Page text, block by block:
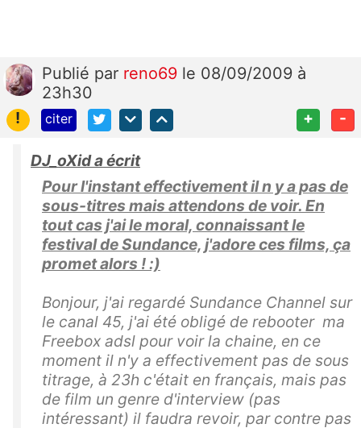
Publié par reno69 le 08/09/2009 à
23h30
!
citer + -
DJ_oXid a écrit
Pour l'instant effectivement il n y a pas de
sous-titres mais attendons de voir. En
tout cas j'ai le moral, connaissant le
festival de Sundance, j'adore ces films, ça
promet alors ! :)
Bonjour, j'ai regardé Sundance Channel sur
le canal 45, j'ai été obligé de rebooter ma
Freebox adsl pour voir la chaine, en ce
moment il n'y a effectivement pas de sous
titrage, à 23h c'était en français, mais pas
de film un genre d'interview (pas
intéressant) il faudra revoir, par contre pas